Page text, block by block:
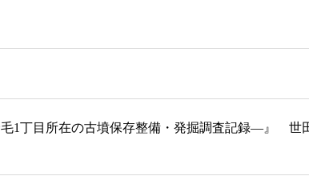
1丁目所在の古墳保存整備・発掘調査記録―』 世